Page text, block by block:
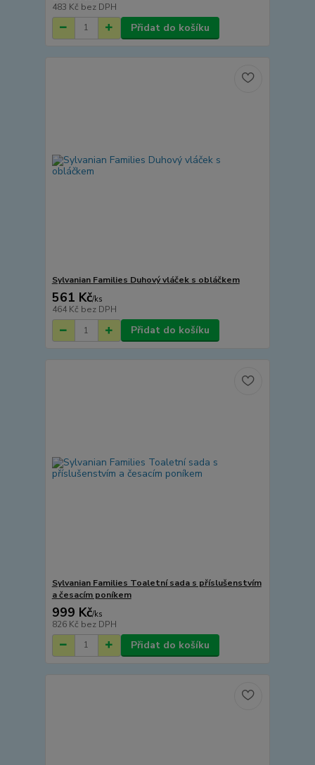
483 Kč bez DPH
Přidat do košíku
Sylvanian Families Duhový vláček s obláčkem
561 Kč/ks
464 Kč bez DPH
Přidat do košíku
Sylvanian Families Toaletní sada s příslušenstvím
a česacím poníkem
999 Kč/ks
826 Kč bez DPH
Přidat do košíku